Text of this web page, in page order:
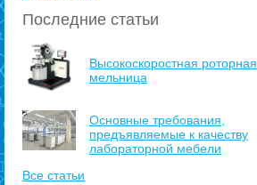
Последние статьи
Высокоскоростная роторная
мельница
Основные требования,
предъявляемые к качеству
лабораторной мебели
Все статьи